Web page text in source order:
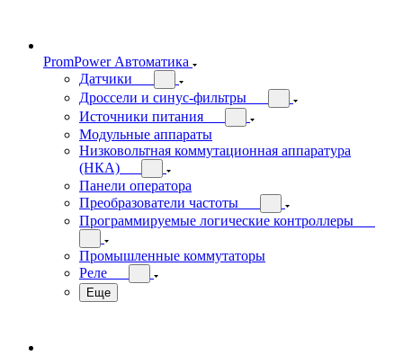
PromPower Автоматика
Датчики
Дроссели и синус-фильтры
Источники питания
Модульные аппараты
Низковольтная коммутационная аппаратура
(НКА)
Панели оператора
Преобразователи частоты
Программируемые логические контроллеры
Промышленные коммутаторы
Реле
Еще